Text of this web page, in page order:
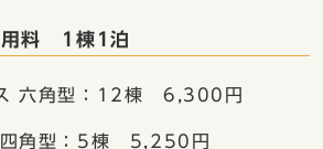
用料 1棟1泊
六角型：12棟 6,300円
四角型：5棟 5,250円